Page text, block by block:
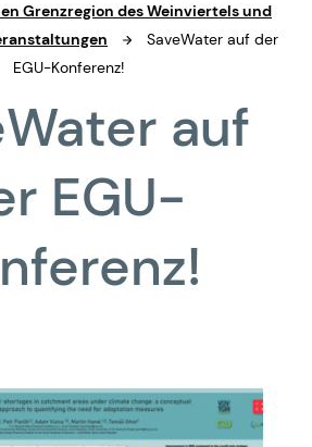
Grenzregion des Weinviertels und
SaveWater auf der
EGU-Konferenz!
auf
EGU-